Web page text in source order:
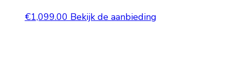
€1,099.00 Bekijk de aanbieding